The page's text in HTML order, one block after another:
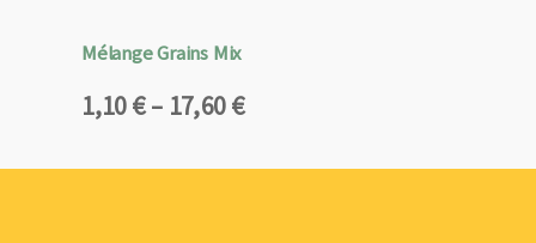
Mélange Grains Mix
1,10€– 17,60€
Plage
prix :